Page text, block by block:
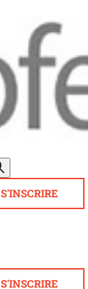
S'INSCRIRE
S'INSCRIRE